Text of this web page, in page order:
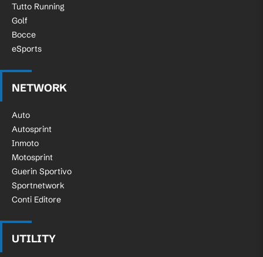
Tutto Running
Golf
Bocce
eSports
NETWORK
Auto
Autosprint
Inmoto
Motosprint
Guerin Sportivo
Sportnetwork
Conti Editore
UTILITY